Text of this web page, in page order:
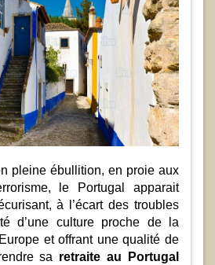
pleine ébullition, en proie aux
le Portugal apparait
à l’écart des troubles
d’une culture proche de la
et offrant une qualité de
sa retraite au Portugal